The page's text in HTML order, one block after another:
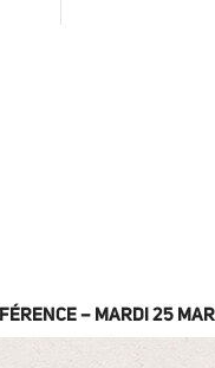
– MARDI 25